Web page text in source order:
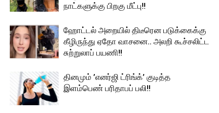
நாட்களுக்கு பிறகு மீட்பு!!
ஹோட்டல் அறையில் திடீரென படுக்கைக்கு
கீழிருந்து ஏதோ வாசனை.. அலறி கூச்சலிட்ட
சுற்றுலாப் பயணி!!
தினமும் ’எனர்ஜி ட்ரிங்க்’ குடித்த
இளம்பெண் பரிதாபப் பலி!!